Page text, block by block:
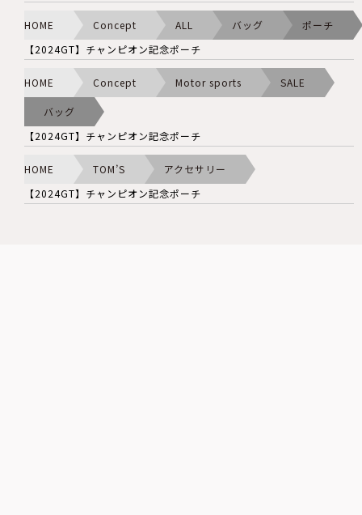
HOME Concept ALL バッグ
ポーチ
【2024GT】チャンピオン記念ポーチ
HOME Concept Motor sports SALE
バッグ
【2024GT】チャンピオン記念ポーチ
HOME TOM’S
アクセサリー
【2024GT】チャンピオン記念ポーチ